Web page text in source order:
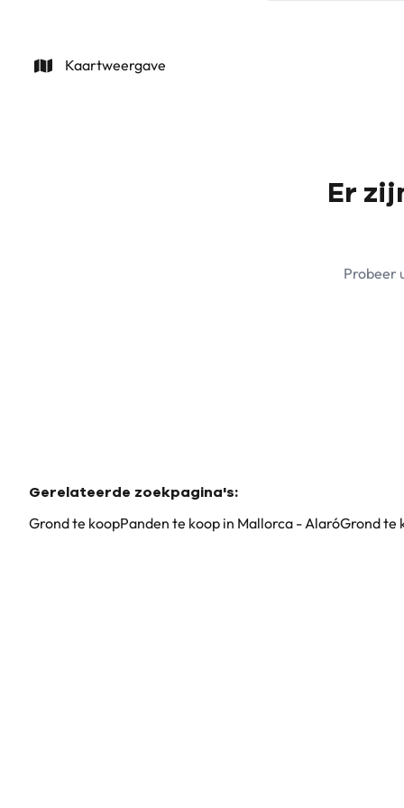
Kaartweergave
Er
Probeer
Gerelateerde zoekpagina's:
Grond te koopPanden te koop in Mallorca - AlaróGrond te